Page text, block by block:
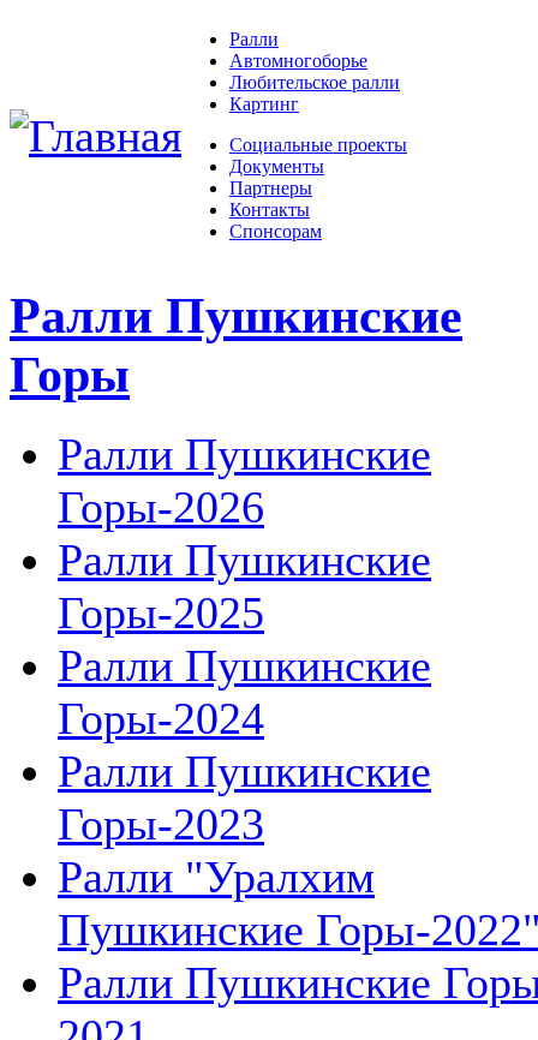
Ралли
Автомногоборье
Любительское ралли
Картинг
Социальные проекты
Документы
Партнеры
Контакты
Спонсорам
Ралли Пушкинские
Горы
Ралли Пушкинские
Горы-2026
Ралли Пушкинские
Горы-2025
Ралли Пушкинские
Горы-2024
Ралли Пушкинские
Горы-2023
Ралли "Уралхим
Пушкинские Горы-
Ралли Пушкинские